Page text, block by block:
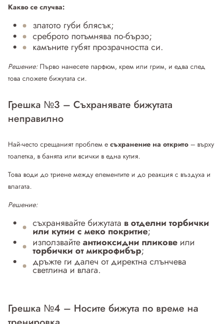
Какво се случва:
златото губи блясък;
среброто потъмнява по-бързо;
камъните губят прозрачността си.
Решение:Първо нанесете парфюм, крем или грим, и едва след
това сложете бижутата си.
Грешка №3 – Съхранявате бижутата
неправилно
Най-често срещаният проблем е съхранение на открито – върху
тоалетка, в банята или всички в една кутия.
Това води до триене между елементите и до реакция с въздуха и
влагата.
Решение:
съхранявайте бижутата в отделни торбички
или кутии с меко покритие;
използвайтеантиоксидни пликове или
торбички от микрофибър;
дръжте ги далеч от директна слънчева
светлина и влага.
Грешка №4 – Носите бижута по време на